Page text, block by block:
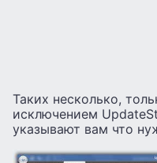
Таких несколько,
исключением
указывают вам что